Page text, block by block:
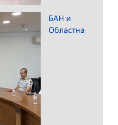
БАН и
Областна